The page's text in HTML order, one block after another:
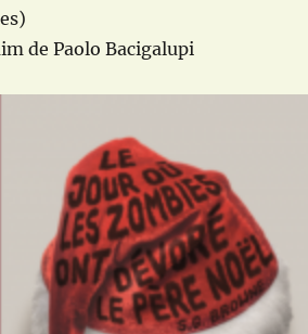
de Paolo Bacigalupi